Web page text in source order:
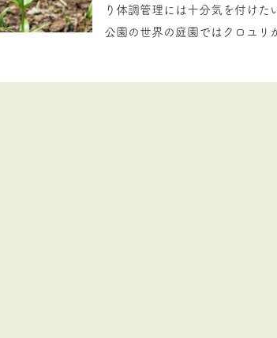
り体調管理には十分気を付けた
公園の世界の庭園ではクロユリ